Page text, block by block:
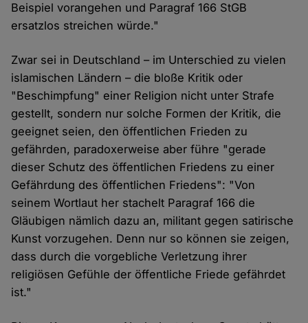
Beispiel vorangehen und Paragraf 166 StGB
ersatzlos streichen würde."
Zwar sei in Deutschland – im Unterschied zu vielen
islamischen Ländern – die bloße Kritik oder
"Beschimpfung" einer Religion nicht unter Strafe
gestellt, sondern nur solche Formen der Kritik, die
geeignet seien, den öffentlichen Frieden zu
gefährden, paradoxerweise aber führe "gerade
dieser Schutz des öffentlichen Friedens zu einer
Gefährdung des öffentlichen Friedens": "Von
seinem Wortlaut her stachelt Paragraf 166 die
Gläubigen nämlich dazu an, militant gegen satirische
Kunst vorzugehen. Denn nur so können sie zeigen,
dass durch die vorgebliche Verletzung ihrer
religiösen Gefühle der öffentliche Friede gefährdet
ist."